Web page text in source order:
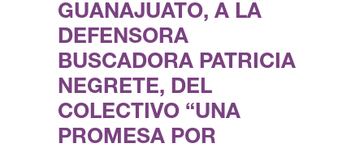
GUANAJUATO, A LA
DEFENSORA
BUSCADORA PATRICIA
NEGRETE, DEL
COLECTIVO “UNA
PROMESA POR